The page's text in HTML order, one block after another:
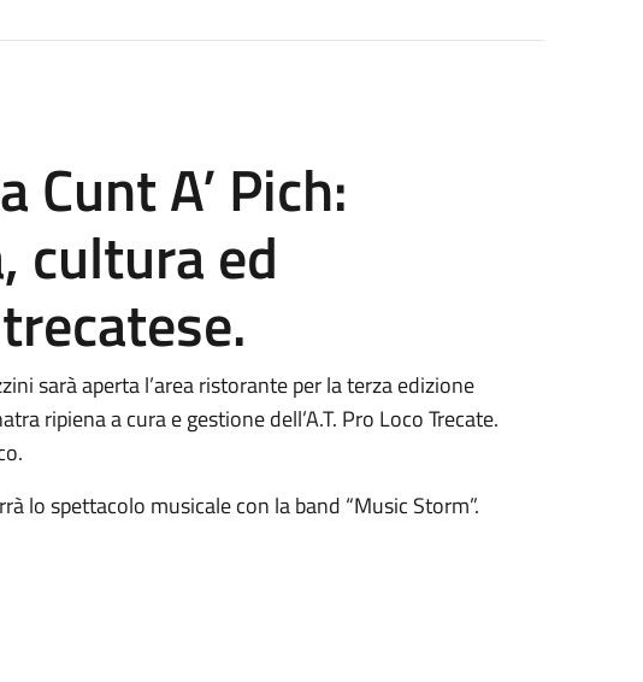
Cunt A’ Pich:
cultura ed
sarà aperta l’area ristorante per la terza edizione
ripiena a cura e gestione dell’A.T. Pro Loco Trecate.
lo spettacolo musicale con la band “Music Storm”.